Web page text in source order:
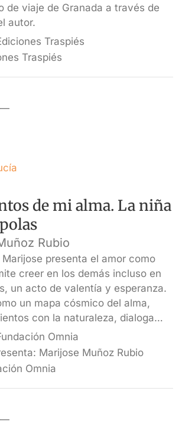
de viaje de Granada a través de
autor.
Traspiés
Traspiés
—
de mi alma. La niña
Rubio
presenta el amor como
creer en los demás incluso en
un acto de valentía y esperanza.
un mapa cósmico del alma,
con la naturaleza, dialoga…
Omnia
Marijose Muñoz Rubio
Omnia
—